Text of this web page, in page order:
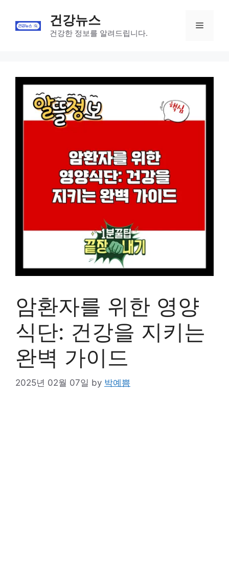
content
건강뉴스
건강한 정보를 알려드립니다.
Menu
암환자를 위한 영양
식단: 건강을 지키는
완벽 가이드
2025년 02월 07일 by 박예쁨